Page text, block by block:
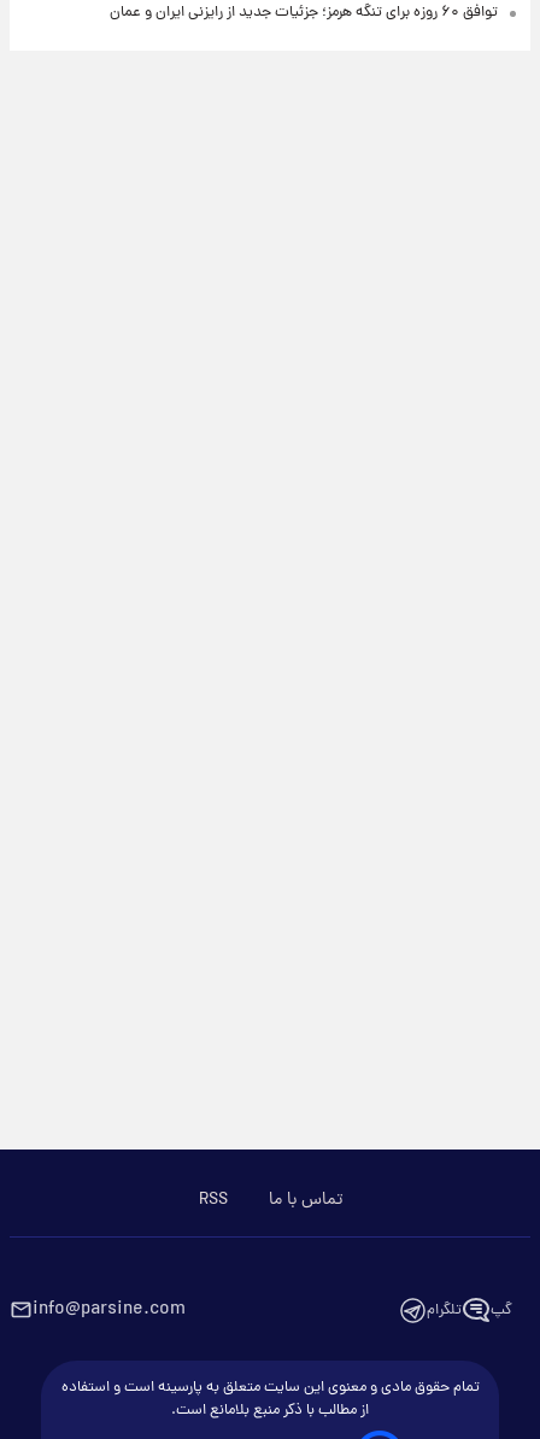
توافق ۶۰ روزه برای تنگه هرمز؛ جزئیات جدید از رایزنی ایران و عمان
تماس با ما RSS
گپ تلگرام info@parsine.com
تمام حقوق مادی و معنوی این سایت متعلق به پارسینه است و استفاده
از مطالب با ذکر منبع بلامانع است.